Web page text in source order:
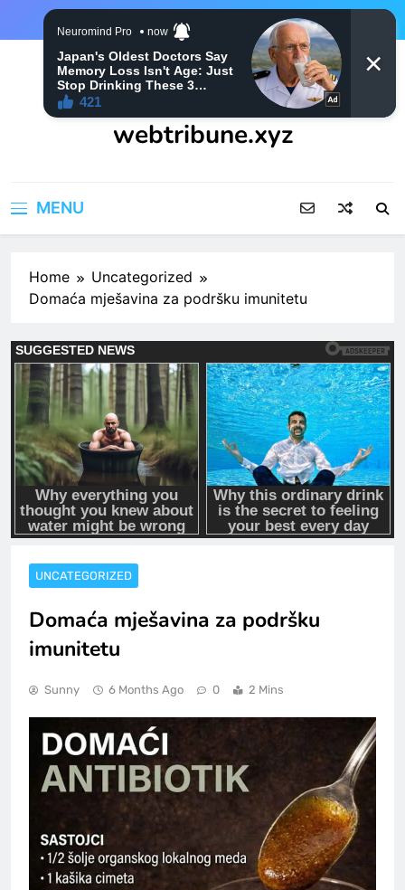
webtribune.xyz
MENU
Home
Uncategorized
Domaća mješavina za podršku imunitetu
UNCATEGORIZED
Domaća mješavina za podršku
imunitetu
Sunny 6 Months Ago 0 2 Mins